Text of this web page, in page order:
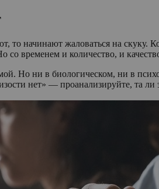
то начинают жаловаться на
со временем и количество, и
Но ни в биологическом, ни в
нет» — проанализируйте, та